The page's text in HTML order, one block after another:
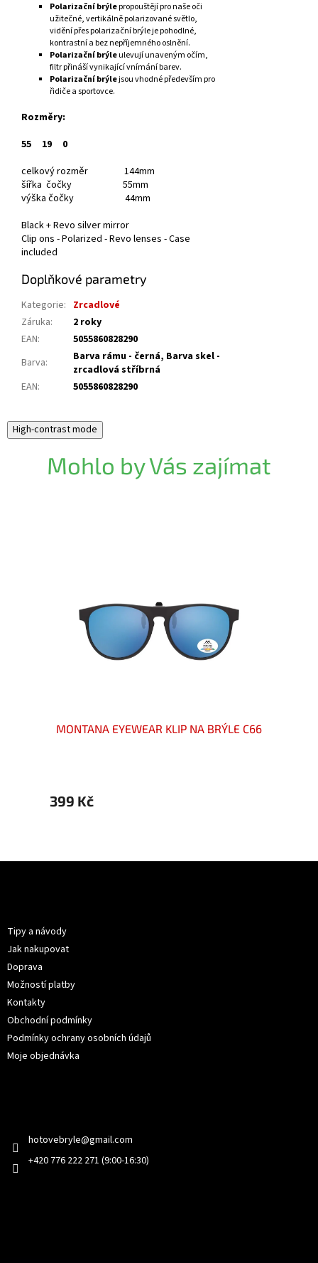
Polarizační brýlepropouštějí pro naše oči
užitečné, vertikálně polarizované světlo,
vidění přes polarizační brýle je pohodlné,
kontrastní a bez nepříjemného oslnění.
Polarizační brýleulevují unaveným očím,
filtr přináší vynikající vnímání barev.
Polarizační brýlejsou vhodné především pro
řidiče a sportovce.
Rozměry:
55
19 0
celkový rozměr 144mm
šířka čočky 55mm
výška čočky 44mm
Black + Revo silver mirror
Clip ons - Polarized - Revo lenses - Case
included
Doplňkové parametry
Kategorie: Zrcadlové
Záruka:
2 roky
EAN:
5055860828290
Barva:
Barva rámu - černá, Barva skel -
zrcadlová stříbrná
EAN: 5055860828290
High-contrast mode
Mohlo by Vás zajímat
MONTANA EYEWEAR KLIP NA BRÝLE C66
399 Kč
Tipy a návody
Jak nakupovat
Doprava
Možností platby
Kontakty
Obchodní podmínky
Podmínky ochrany osobních údajů
Moje objednávka
hotovebryle@gmail.com
+420 776 222 271 (9:00-16:30)